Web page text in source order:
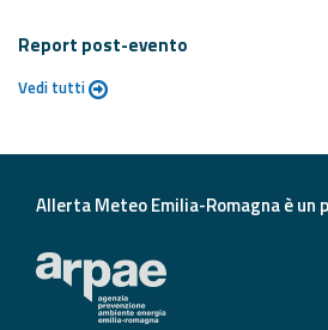
Report post-evento
Vedi tutti
Allerta Meteo Emilia-Romagna è un